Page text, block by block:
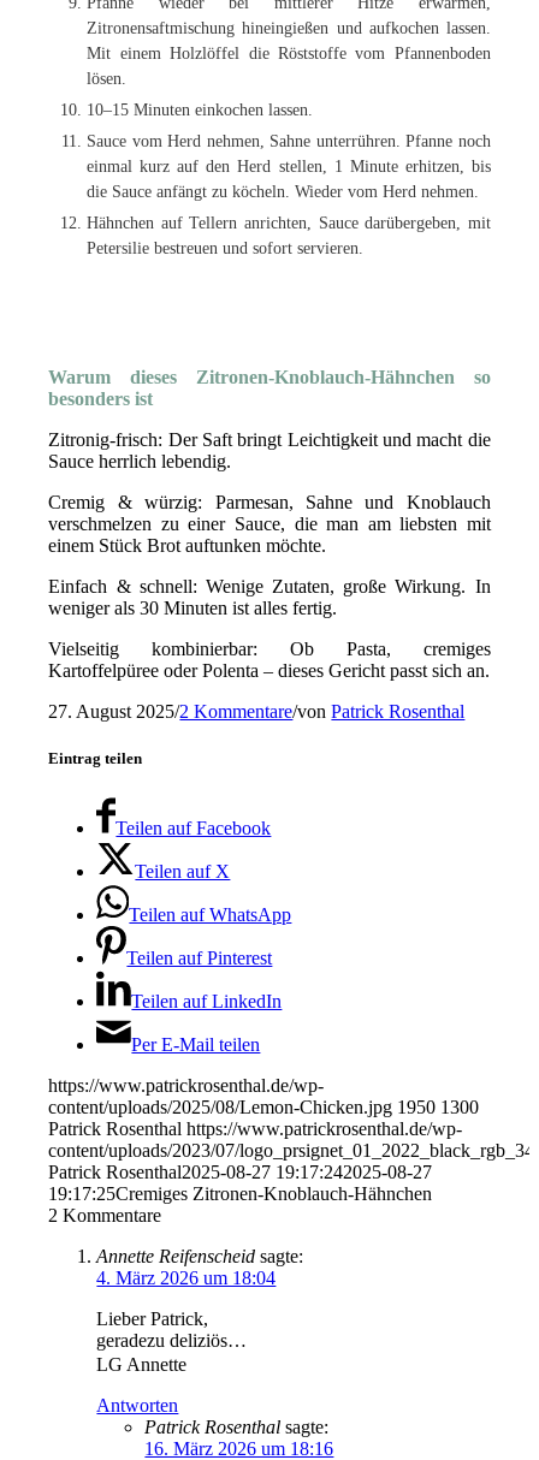
Zitronensaftmischung hineingießen und aufkochen lassen.
Mit einem Holzlöffel die Röststoffe vom Pfannenboden
lösen.
10–15 Minuten einkochen lassen.
Sauce vom Herd nehmen, Sahne unterrühren. Pfanne noch
einmal kurz auf den Herd stellen, 1 Minute erhitzen, bis
die Sauce anfängt zu köcheln. Wieder vom Herd nehmen.
Hähnchen auf Tellern anrichten, Sauce darübergeben, mit
Petersilie bestreuen und sofort servieren.
Warum dieses Zitronen-Knoblauch-Hähnchen so
besonders ist
Zitronig-frisch: Der Saft bringt Leichtigkeit und macht die
Sauce herrlich lebendig.
Cremig & würzig: Parmesan, Sahne und Knoblauch
verschmelzen zu einer Sauce, die man am liebsten mit
einem Stück Brot auftunken möchte.
Einfach & schnell: Wenige Zutaten, große Wirkung. In
weniger als 30 Minuten ist alles fertig.
Vielseitig kombinierbar: Ob Pasta, cremiges
Kartoffelpüree oder Polenta – dieses Gericht passt sich an.
27. August 2025/2 Kommentare/vonPatrick Rosenthal
Eintrag teilen
Teilen auf Facebook
Teilen auf X
Teilen auf WhatsApp
Teilen auf Pinterest
Teilen auf LinkedIn
Per E-Mail teilen
https://www.patrickrosenthal.de/wp-
content/uploads/2025/08/Lemon-Chicken.jpg 1950 1300
Patrick Rosenthal https://www.patrickrosenthal.de/wp-
content/uploads/2023/07/
Patrick Rosenthal2025-08-27 19:17:242025-08-27
19:17:25Cremiges Zitronen-Knoblauch-Hähnchen
2 Kommentare
Annette Reifenscheid sagte:
4. März 2026 um 18:04
Lieber Patrick,
geradezu deliziös…
LG Annette
Antworten
Patrick Rosenthal sagte:
16. März 2026 um 18:16